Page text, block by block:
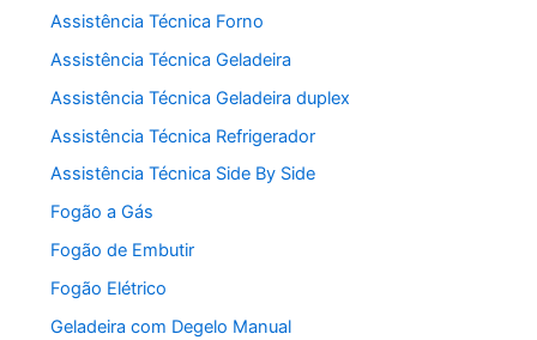
Assistência Técnica Forno
Assistência Técnica Geladeira
Assistência Técnica Geladeira duplex
Assistência Técnica Refrigerador
Assistência Técnica Side By Side
Fogão a Gás
Fogão de Embutir
Fogão Elétrico
Geladeira com Degelo Manual